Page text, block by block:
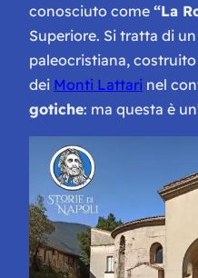
conosciuto come “La
Superiore. Si tratta di
paleocristiana,
dei Monti Lattari nel
gotiche: ma questa è